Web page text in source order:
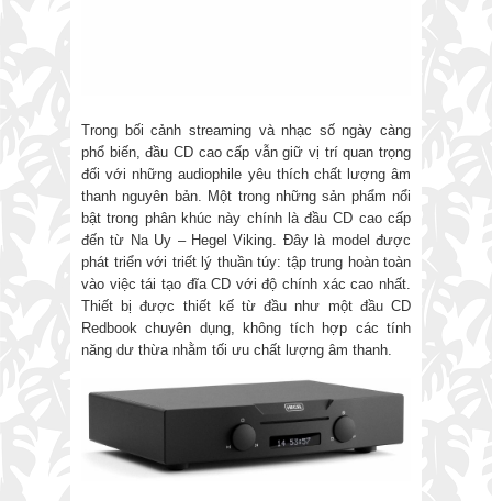
Trong bối cảnh streaming và nhạc số ngày càng
phổ biến, đầu CD cao cấp vẫn giữ vị trí quan trọng
đối với những audiophile yêu thích chất lượng âm
thanh nguyên bản. Một trong những sản phẩm nổi
bật trong phân khúc này chính là đầu CD cao cấp
đến từ Na Uy – Hegel Viking. Đây là model được
phát triển với triết lý thuần túy: tập trung hoàn toàn
vào việc tái tạo đĩa CD với độ chính xác cao nhất.
Thiết bị được thiết kế từ đầu như một đầu CD
Redbook chuyên dụng, không tích hợp các tính
năng dư thừa nhằm tối ưu chất lượng âm thanh.